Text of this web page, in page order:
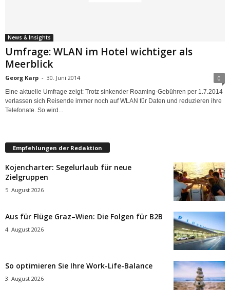
News & Insights
Umfrage: WLAN im Hotel wichtiger als
Meerblick
Georg Karp - 30. Juni 2014 0
Eine aktuelle Umfrage zeigt: Trotz sinkender Roaming-Gebühren per 1.7.2014
verlassen sich Reisende immer noch auf WLAN für Daten und reduzieren ihre
Telefonate. So wird...
Empfehlungen der Redaktion
Kojencharter: Segelurlaub für neue
Zielgruppen
5. August 2026
Aus für Flüge Graz–Wien: Die Folgen für B2B
4. August 2026
So optimieren Sie Ihre Work-Life-Balance
3. August 2026